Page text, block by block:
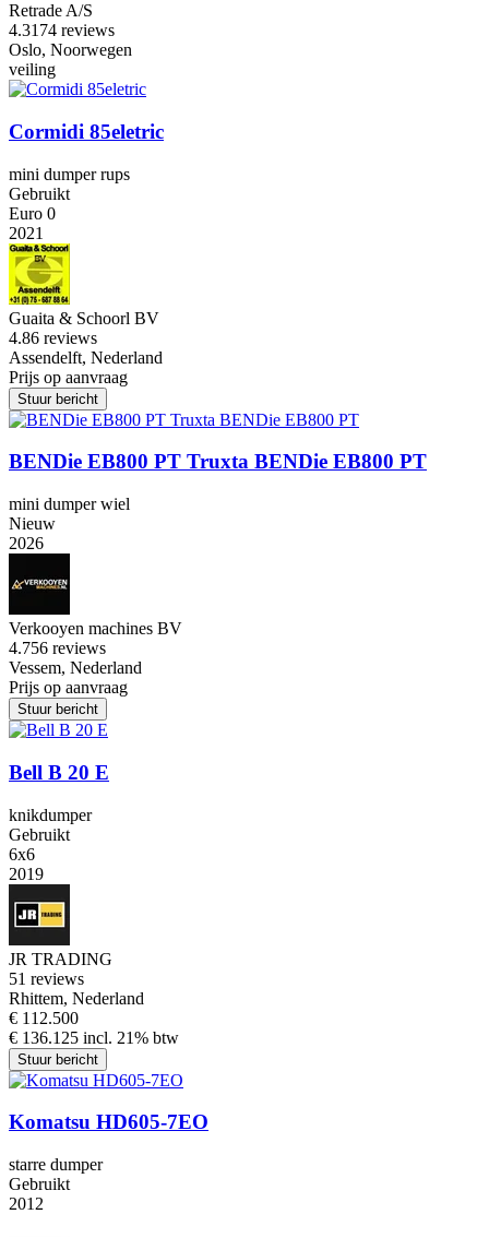
Retrade A/S
4.3174 reviews
Oslo, Noorwegen
veiling
Cormidi 85eletric
mini dumper rups
Gebruikt
Euro 0
2021
Guaita & Schoorl BV
4.86 reviews
Assendelft, Nederland
Prijs op aanvraag
Stuur bericht
BENDie EB800 PT Truxta BENDie EB800 PT
mini dumper wiel
Nieuw
2026
Verkooyen machines BV
4.756 reviews
Vessem, Nederland
Prijs op aanvraag
Stuur bericht
Bell B 20 E
knikdumper
Gebruikt
6x6
2019
JR TRADING
51 reviews
Rhittem, Nederland
€ 112.500
€ 136.125 incl. 21% btw
Stuur bericht
Komatsu HD605-7EO
starre dumper
Gebruikt
2012